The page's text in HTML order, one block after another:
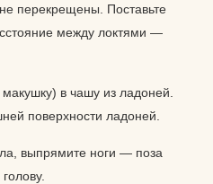
перекрещены. Поставьте
между локтями —
макушку) в чашу из ладоней.
поверхности ладоней.
выпрямите ноги — поза